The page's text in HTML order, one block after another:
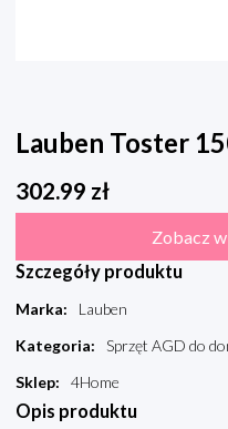
Lauben Toster
302.99 zł
Zobacz
Szczegóły produktu
Marka:
Lauben
Kategoria:
Sprzęt AGD do
Sklep: 4Home
Opis produktu